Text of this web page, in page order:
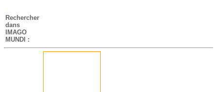
-
Rechercher
dans
IMAGO
MUNDI :